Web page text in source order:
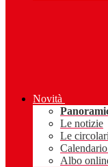
Novità
Le notizie
Le circolari
Albo